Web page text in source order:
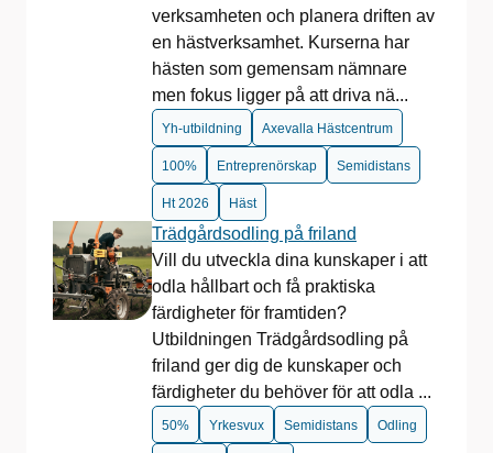
verksamheten och planera driften av
en hästverksamhet. Kurserna har
hästen som gemensam nämnare
men fokus ligger på att driva nä...
Yh-utbildning Axevalla Hästcentrum
100% Entreprenörskap Semidistans
Ht 2026 Häst
Trädgårdsodling på friland
Vill du utveckla dina kunskaper i att
odla hållbart och få praktiska
färdigheter för framtiden?
Utbildningen Trädgårdsodling på
friland ger dig de kunskaper och
färdigheter du behöver för att odla ...
50% Yrkesvux Semidistans Odling